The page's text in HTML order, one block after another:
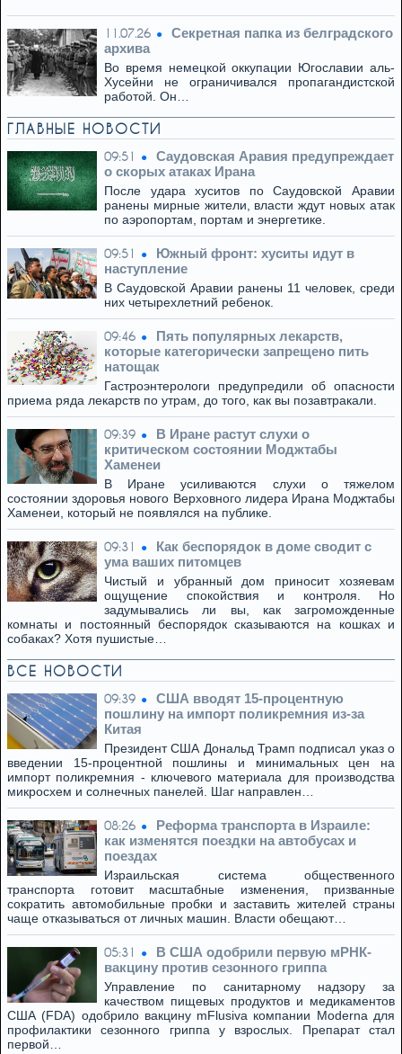
11.07.26
Секретная папка из белградского
архива
Во время немецкой оккупации Югославии аль-
Хусейни не ограничивался пропагандистской
работой. Он…
ГЛАВНЫЕ НОВОСТИ
09:51
Саудовская Аравия предупреждает
о скорых атаках Ирана
После удара хуситов по Саудовской Аравии
ранены мирные жители, власти ждут новых атак
по аэропортам, портам и энергетике.
09:51
Южный фронт: хуситы идут в
наступление
В Саудовской Аравии ранены 11 человек, среди
них четырехлетний ребенок.
09:46
Пять популярных лекарств,
которые категорически запрещено пить
натощак
Гастроэнтерологи предупредили об опасности
приема ряда лекарств по утрам, до того, как вы позавтракали.
09:39
В Иране растут слухи о
критическом состоянии Моджтабы
Хаменеи
В Иране усиливаются слухи о тяжелом
состоянии здоровья нового Верховного лидера Ирана Моджтабы
Хаменеи, который не появлялся на публике.
09:31
Как беспорядок в доме сводит с
ума ваших питомцев
Чистый и убранный дом приносит хозяевам
ощущение спокойствия и контроля. Но
задумывались ли вы, как загроможденные
комнаты и постоянный беспорядок сказываются на кошках и
собаках? Хотя пушистые…
ВСЕ НОВОСТИ
09:39
США вводят 15-процентную
пошлину на импорт поликремния из-за
Китая
Президент США Дональд Трамп подписал указ о
введении 15-процентной пошлины и минимальных цен на
импорт поликремния - ключевого материала для производства
микросхем и солнечных панелей. Шаг направлен…
08:26
Реформа транспорта в Израиле:
как изменятся поездки на автобусах и
поездах
Израильская система общественного
транспорта готовит масштабные изменения, призванные
сократить автомобильные пробки и заставить жителей страны
чаще отказываться от личных машин. Власти обещают…
05:31
В США одобрили первую мРНК-
вакцину против сезонного гриппа
Управление по санитарному надзору за
качеством пищевых продуктов и медикаментов
США (FDA) одобрило вакцину mFlusiva компании Moderna для
профилактики сезонного гриппа у взрослых. Препарат стал
первой…